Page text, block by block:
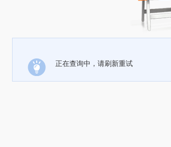
正在查询中，请刷新重试